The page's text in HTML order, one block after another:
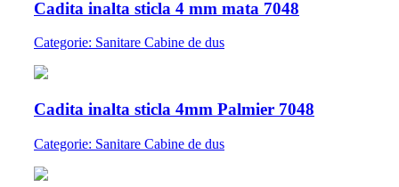
Cadita inalta sticla 4 mm mata 7048
Categorie: Sanitare Cabine de dus
Cadita inalta sticla 4mm Palmier 7048
Categorie: Sanitare Cabine de dus